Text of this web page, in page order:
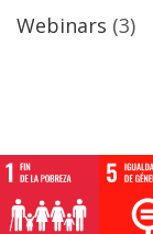
Webinars (3)